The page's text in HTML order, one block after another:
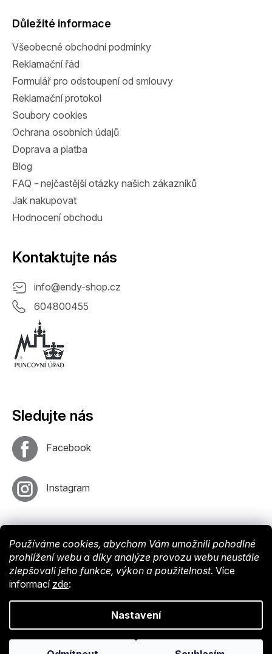
Používáme cookies, abychom Vám umožnili pohodlné
prohlížení webu a díky analýze provozu webu neustále
zlepšovali jeho funkce, výkon a použitelnost. Více
informací zde:
Nastavení
Důležité informace
Všeobecné obchodní podmínky
Reklamační řád
Formulář pro odstoupení od smlouvy
Reklamační protokol
Soubory cookies
Ochrana osobních údajů
Doprava a platba
Blog
FAQ - nejčastější otázky našich zákazníků
Jak nakupovat
Hodnocení obchodu
Kontaktujte nás
info@endy-shop.cz
604800455
Sledujte nás
Facebook
Instagram
Shoptet. Nastavil týmEshopyUmíme. Design byVokr